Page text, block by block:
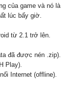
của game và nó là
lúc bấy giờ.
từ 2.1 trở lên.
đã được nén .zip).
Play).
Internet (offline).